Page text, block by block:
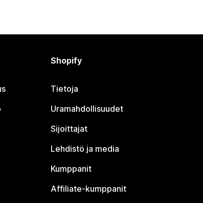
Shopify
Tietoja
Uramahdollisuudet
Sijoittajat
Lehdistö ja media
Kumppanit
Affiliate-kumppanit